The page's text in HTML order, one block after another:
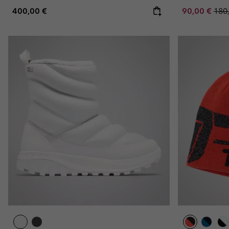
Regular price:
400,00 € Sale price:
90,00 €